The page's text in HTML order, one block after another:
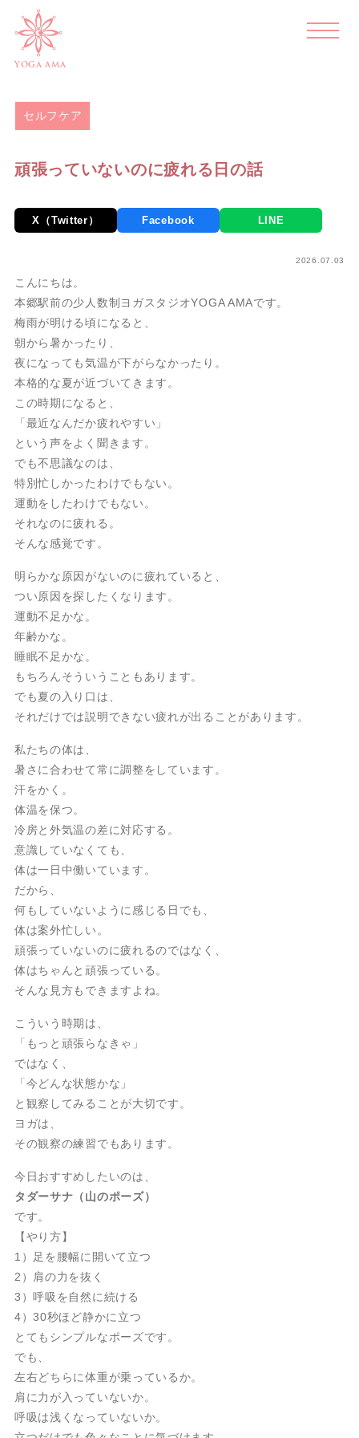
YOGA AMA
ホーム>
頑張っていないのに疲れる日の
話
セルフケア
頑張っていないのに疲れる日の話
X（Twitter） Facebook LINE
2026.07.03
こんにちは。
本郷駅前の少人数制ヨガスタジオYOGA AMAです。
梅雨が明ける頃になると、
朝から暑かったり、
夜になっても気温が下がらなかったり。
本格的な夏が近づいてきます。
この時期になると、
「最近なんだか疲れやすい」
という声をよく聞きます。
でも不思議なのは、
特別忙しかったわけでもない。
運動をしたわけでもない。
それなのに疲れる。
そんな感覚です。
明らかな原因がないのに疲れていると、
つい原因を探したくなります。
運動不足かな。
年齢かな。
睡眠不足かな。
もちろんそういうこともあります。
でも夏の入り口は、
それだけでは説明できない疲れが出ることがあります。
私たちの体は、
暑さに合わせて常に調整をしています。
汗をかく。
体温を保つ。
冷房と外気温の差に対応する。
意識していなくても、
体は一日中働いています。
だから、
何もしていないように感じる日でも、
体は案外忙しい。
頑張っていないのに疲れるのではなく、
体はちゃんと頑張っている。
そんな見方もできますよね。
こういう時期は、
「もっと頑張らなきゃ」
ではなく、
「今どんな状態かな」
と観察してみることが大切です。
ヨガは、
その観察の練習でもあります。
今日おすすめしたいのは、
タダーサナ（山のポーズ）
です。
【やり方】
1）足を腰幅に開いて立つ
2）肩の力を抜く
3）呼吸を自然に続ける
4）30秒ほど静かに立つ
とてもシンプルなポーズです。
でも、
左右どちらに体重が乗っているか。
肩に力が入っていないか。
呼吸は浅くなっていないか。